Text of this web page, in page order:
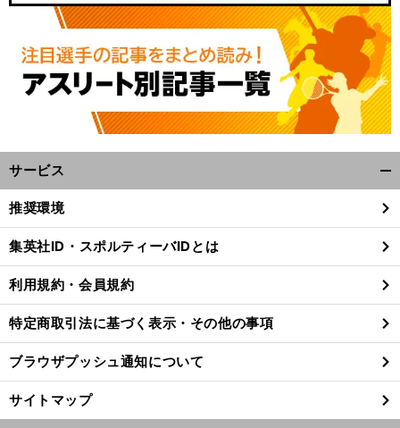
サービス
閉
る
推奨環境
集英社ID・スポルティーバIDとは
利用規約・会員規約
特定商取引法に基づく表示・その他の事項
ブラウザプッシュ通知について
サイトマップ